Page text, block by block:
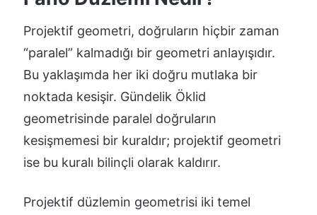
Projektif geometri, doğruların hiçbir zaman
“paralel” kalmadığı bir geometri anlayışıdır.
Bu yaklaşımda her iki doğru mutlaka bir
noktada kesişir. Gündelik Öklid
geometrisinde paralel doğruların
kesişmemesi bir kuraldır; projektif geometri
ise bu kuralı bilinçli olarak kaldırır.
Projektif düzlemin geometrisi iki temel